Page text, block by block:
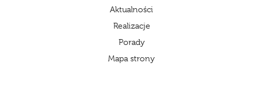
Aktualności
Realizacje
Porady
Mapa strony